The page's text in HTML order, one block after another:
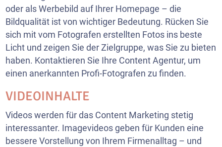
oder als Werbebild auf Ihrer Homepage – die
Bildqualität ist von wichtiger Bedeutung. Rücken Sie
sich mit vom Fotografen erstellten Fotos ins beste
Licht und zeigen Sie der Zielgruppe, was Sie zu bieten
haben. Kontaktieren Sie Ihre Content Agentur, um
einen anerkannten Profi-Fotografen zu finden.
VIDEOINHALTE
Videos werden für das Content Marketing stetig
interessanter. Imagevideos geben für Kunden eine
bessere Vorstellung von Ihrem Firmenalltag – und